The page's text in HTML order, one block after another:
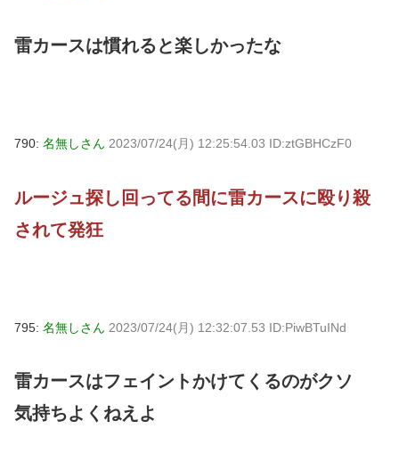
雷カースは慣れると楽しかったな
790: 名無しさん 2023/07/24(月) 12:25:54.03 ID:ztGBHCzF0
ルージュ探し回ってる間に雷カースに殴り殺
されて発狂
795: 名無しさん 2023/07/24(月) 12:32:07.53 ID:PiwBTuINd
雷カースはフェイントかけてくるのがクソ
気持ちよくねえよ